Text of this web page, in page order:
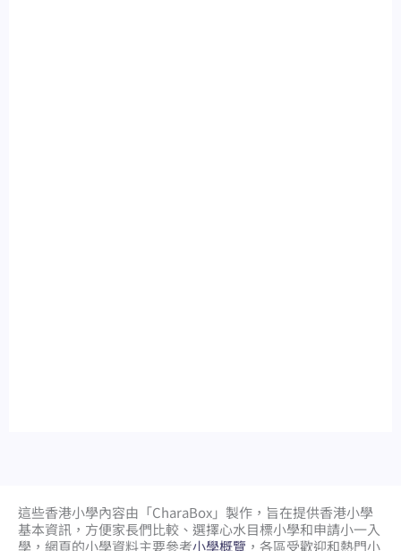
這些香港小學內容由「CharaBox」製作，旨在提供香港小學
基本資訊，方便家長們比較、 選擇心水目標小學和申請小一入
學，網頁的小學資料主要參考小學概覽 ，各區受歡迎和熱門小